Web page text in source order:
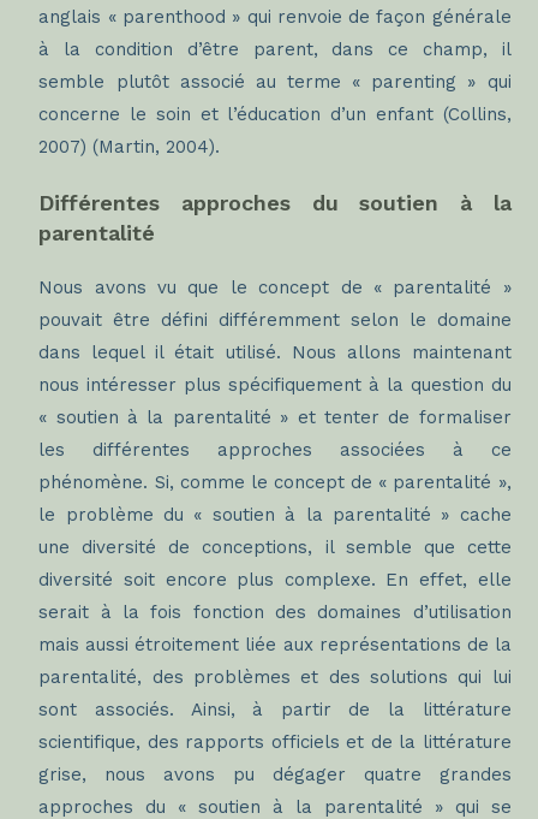
anglais « parenthood » qui renvoie de façon générale
à la condition d’être parent, dans ce champ, il
semble plutôt associé au terme « parenting » qui
concerne le soin et l’éducation d’un enfant (Collins,
2007) (Martin, 2004).
Différentes approches du soutien à la
parentalité
Nous avons vu que le concept de « parentalité »
pouvait être défini différemment selon le domaine
dans lequel il était utilisé. Nous allons maintenant
nous intéresser plus spécifiquement à la question du
« soutien à la parentalité » et tenter de formaliser
les différentes approches associées à ce
phénomène. Si, comme le concept de « parentalité »,
le problème du « soutien à la parentalité » cache
une diversité de conceptions, il semble que cette
diversité soit encore plus complexe. En effet, elle
serait à la fois fonction des domaines d’utilisation
mais aussi étroitement liée aux représentations de la
parentalité, des problèmes et des solutions qui lui
sont associés. Ainsi, à partir de la littérature
scientifique, des rapports officiels et de la littérature
grise, nous avons pu dégager quatre grandes
approches du « soutien à la parentalité » qui se